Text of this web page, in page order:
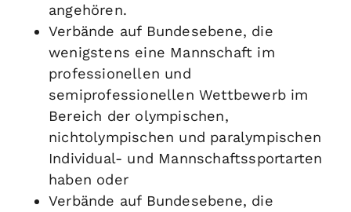
angehören.
Verbände auf Bundesebene, die
wenigstens eine Mannschaft im
professionellen und
semiprofessionellen Wettbewerb im
Bereich der olympischen,
nichtolympischen und paralympischen
Individual- und Mannschaftssportarten
haben oder
Verbände auf Bundesebene, die